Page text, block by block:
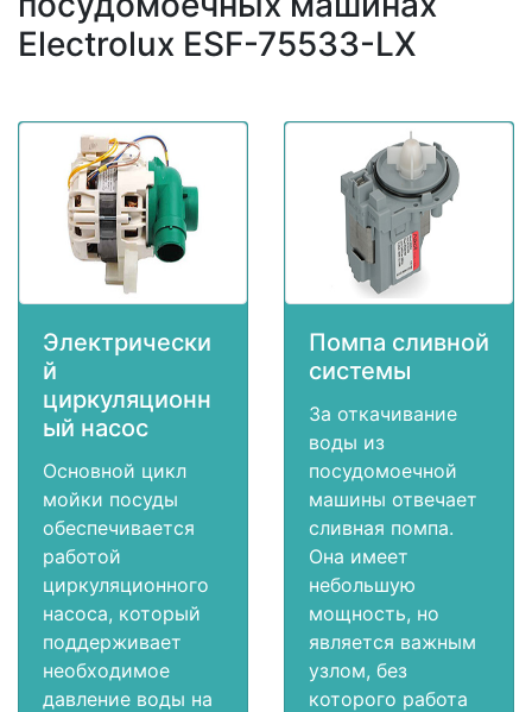
Electrolux ESF-75533-LX
Электрически
й
циркуляционн
ый насос
Основной цикл
мойки посуды
обеспечивается
работой
циркуляционного
насоса, который
поддерживает
необходимое
давление воды на
Помпа сливной
системы
За откачивание
воды из
посудомоечной
машины отвечает
сливная помпа.
Она имеет
небольшую
мощность, но
является важным
узлом, без
которого работа